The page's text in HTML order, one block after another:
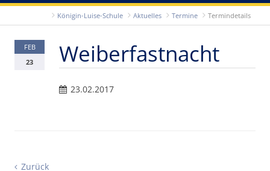
Königin-Luise-Schule Aktuelles Termine Termindetails
FEB
23
Weiberfastnacht
23.02.2017
Zurück